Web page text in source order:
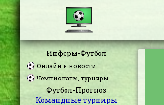
Информ-Футбол
Онлайн и новости
Чемпионаты, турниры
Футбол-Прогноз
Командные турниры